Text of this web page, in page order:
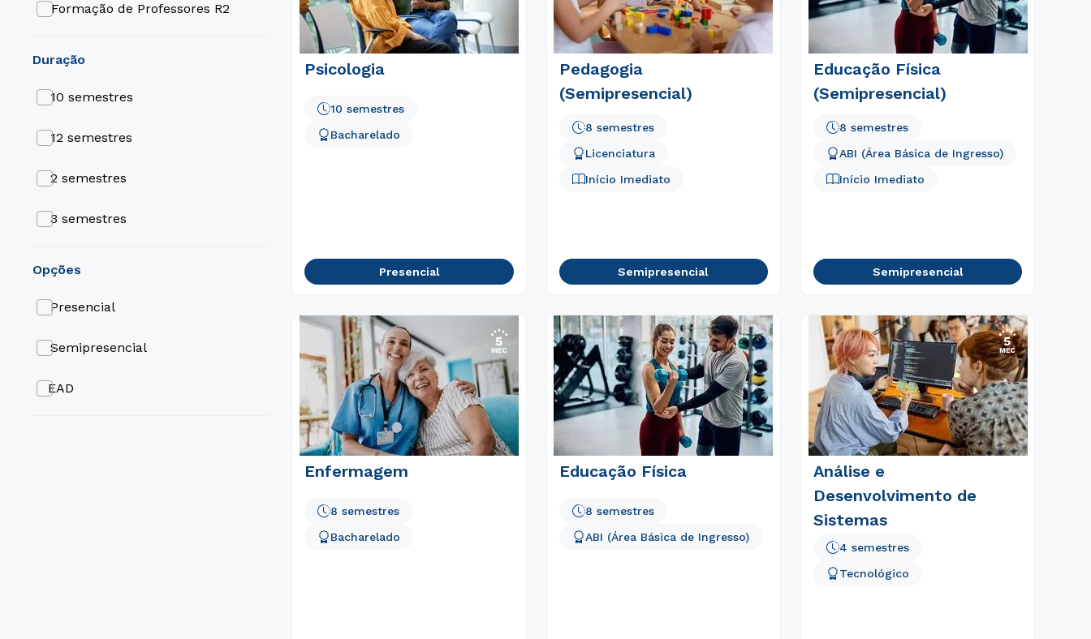
duração
10 semestres
12 semestres
2 semestres
3 semestres
5 semestres
6 semestres
8 semestres
opções
Presencial
Semipresencial
EAD
Formação de Professores R2
Psicologia
10 semestres
Bacharelado
Presencial
Pedagogia
(Semipresencial)
Licenciatura
8 semestres
Início Imediato
Semipresencial
Educação Física
(Semipresencial)
ABI (Área Básica de Ingresso)
Início Imediato
8 semestres
Semipresencial
Enfermagem
Bacharelado
8 semestres
Educação Física
ABI (Área Básica de Ingresso)
8 semestres
Análise e
Desenvolvimento de
Sistemas
4 semestres
Tecnológico